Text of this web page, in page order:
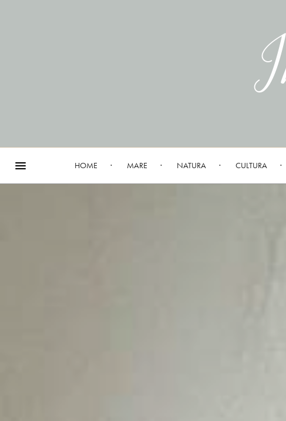
HOME MARE NATURA CULTURA